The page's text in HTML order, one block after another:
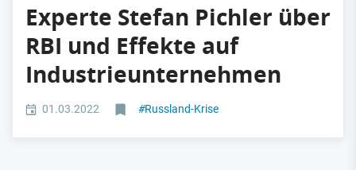
Experte Stefan Pichler über
RBI und Effekte auf
Industrieunternehmen
01.03.2022 #Russland-Krise